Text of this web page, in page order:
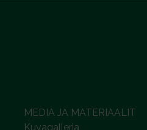
MEDIA JA MATERIAALIT
Kuvagalleria